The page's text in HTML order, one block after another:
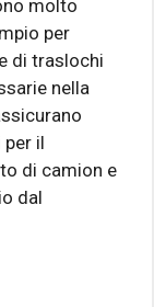
molto
per
di traslochi
nella
il
di camion e
dal